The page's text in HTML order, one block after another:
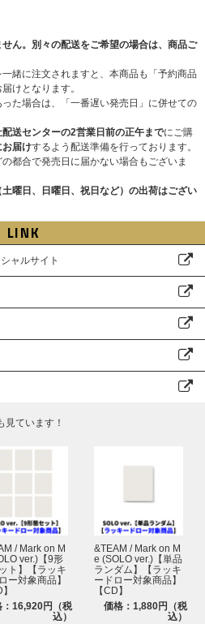
ンライン上でサイン会やトーク会にご参加
ラインイベントはK、JOは不参加予定と
通りK、JOのみ別日＜2026年3月1日(日)
び個別オンライントーク会を実施させてい
ラインイベントはK、JOのみ＜2026年3月
日(土)＞に変更となりました。
official.jp/posts/news/tzfvdw
外のその他7名での実施となります。
ン会
ントーク (K、JO以外のメンバー7名での
の他7名での実施となります。
。
更となりました。
ントリー期間も変更となっております。各
会
ク
サイン入り告知ポスター
す。上記スケジュールを必ずご確認くださ
よっては、応募画面に繋がりにくい場合が
募ください。
きます。発送の日程は変更になる場合がご
ォトカード」の発送先は、UNIVERSAL M
時にご登録いただいている「会員情報」
す。入力間違いのないようご注意くださ
ォトカード」は、「ラッキードロー対象商
に自動エントリーになり、お客様からの応
、購入枚数、応募回数の制限はございま
ご応募いただけます。
数分に応じた応募口数になります。(3形態
セットで9口)
ォトカード」がご当選された方には、「手
または「メンバー別フォトカード」に加
フォトカード」をお渡しいたします。
はお問い合わせいただいてもお答えいたし
さい。
ます。あらかじめご了承ください。
to Life'
【ラッキードロー対象商品】【第2弾】
】【ラッキードロー対象商品】【第2弾】
形態セット】【ラッキードロー対象商品】
ドローイベントの対象外になりますのでご
売ページでご確認ください。
般盤、ソロ盤、Photocard Box、3形態セ
れか1枚または1セットご予約と同時に自動
の応募作業は必要ございません。
ードロー先着特典「メンバー別フォトカ
ん。別々の配送をご希望の場合は、商品ご
緒に注文されますと、本商品も「予約商品
けとなります。
た場合は、「一番遅い発売日」に併せての
送センターの2営業日前の正午までにご購
お届けするよう配送準備を行っております。
都合で発売日に届かない場合もございま
土曜日、日曜日、祝日など）の出荷はござい
LINK
ャルサイト
見ています！
/ Mark on M
ver.)【9形
ト】【ラッキ
ー対象商品】
：16,920円（税
込）
&TEAM / Mark on M
e (SOLO ver.)【単品
ランダム】【ラッキ
ードロー対象商品】
【CD】
価格：1,880円（税
込）